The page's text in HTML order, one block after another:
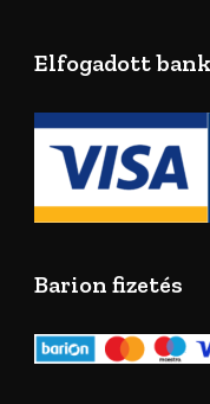
Elfogadott
Barion fizetés